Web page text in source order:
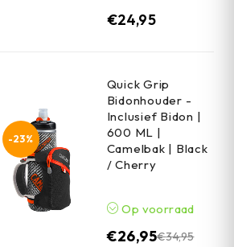
€24,95
-23%
Quick Grip
Bidonhouder -
Inclusief Bidon |
600 ML |
Camelbak | Black
/ Cherry
Op voorraad
€34,95
€26,95